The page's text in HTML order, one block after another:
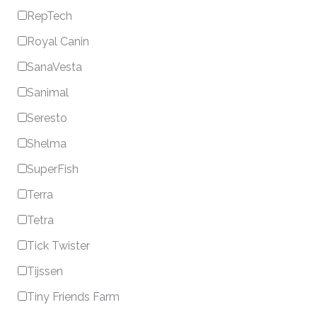
RepTech
Royal Canin
SanaVesta
Sanimal
Seresto
Shelma
SuperFish
Terra
Tetra
Tick Twister
Tijssen
Tiny Friends Farm